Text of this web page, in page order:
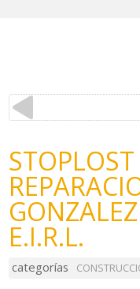
STOPLOST
E.I.R.L.
categorías